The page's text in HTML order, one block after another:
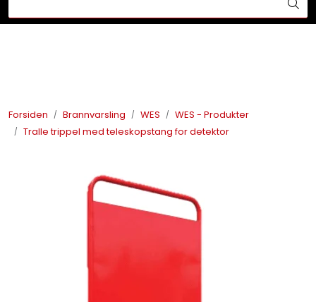
Forsiden Brannvarsling WES
WES - Produkter
Tralle trippel med teleskopstang for detektor
Lysprodukter
Redningskammere